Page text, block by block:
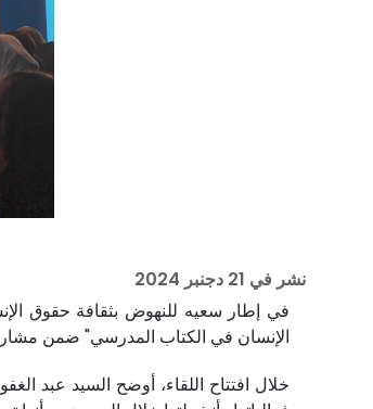
نشر في 21 دجنبر 2024
في إطار سعيه للنهوض بثقافة حقوق
الإنسان في الكتاب المدرسي" ضمن مشاركته
خلال افتتاح اللقاء، أوضح السيد عبد